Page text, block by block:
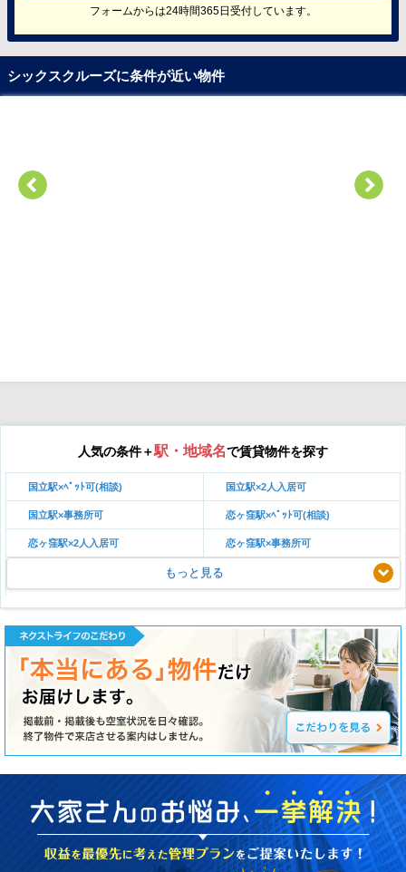
フォームからは24時間365日受付しています。
シックスクルーズに条件が近い物件
人気の条件＋駅・地域名で賃貸物件を探す
国立駅×ﾍﾟｯﾄ可(相談) 国立駅×2人入居可
国立駅×事務所可 恋ヶ窪駅×ﾍﾟｯﾄ可(相談)
恋ヶ窪駅×2人入居可 恋ヶ窪駅×事務所可
もっと見る